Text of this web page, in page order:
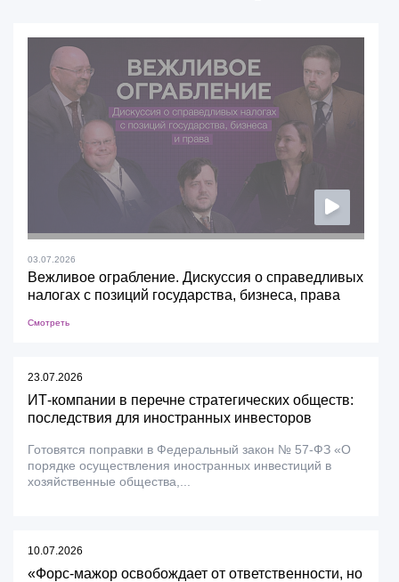
03.07.2026
Вежливое ограбление. Дискуссия о справедливых
налогах с позиций государства, бизнеса, права
Смотреть
23.07.2026
ИТ-компании в перечне стратегических обществ:
последствия для иностранных инвесторов
Готовятся поправки в Федеральный закон № 57-ФЗ «О
порядке осуществления иностранных инвестиций в
хозяйственные общества,...
10.07.2026
«Форс-мажор освобождает от ответственности, но